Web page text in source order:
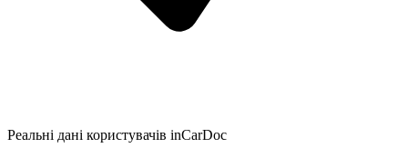
Реальні дані користувачів inCarDoc